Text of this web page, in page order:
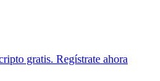
gratis. Regístrate ahora